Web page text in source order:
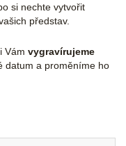
si nechte vytvořit
představ.
Vám vygravírujeme
datum a proměníme ho